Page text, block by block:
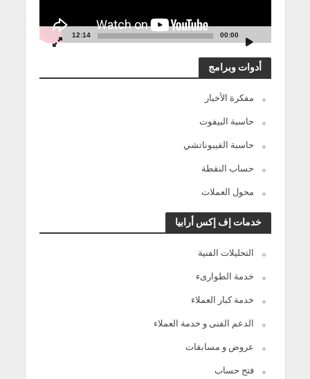
00:00
12:14
أدوات وبرامج
مفكرة الأخبار
حاسبة البيفوت
حاسبة الفيبوناتشي
حساب النقطة
محول العملات
خدمات إف إكس أرابيا
التحليلات الفنية
خدمة الطوارىء
خدمة كبار العملاء
الدعم الفنى و خدمة العملاء
عروض و مسابقات
فتح حساب